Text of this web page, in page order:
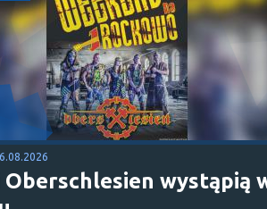
Oberschlesien wystąpią